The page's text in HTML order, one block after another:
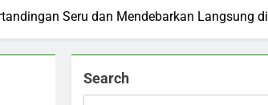
Seru dan Mendebarkan Langsung
Search